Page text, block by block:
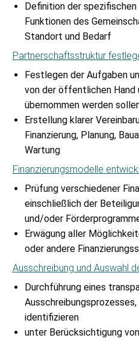
Definition der
Funktionen des
Standort und Bedarf
Partnerschaftsstruktur
Festlegen der Aufgaben
von der öffentlichen Hand
übernommen werden
Erstellung klarer
Finanzierung, Planung,
Wartung
Finanzierungsmodelle
Prüfung verschiedener
einschließlich der
und/oder
Erwägung aller
oder andere
Ausschreibung und Auswahl
Durchführung eines
identifizieren
unter Berücksichtigung